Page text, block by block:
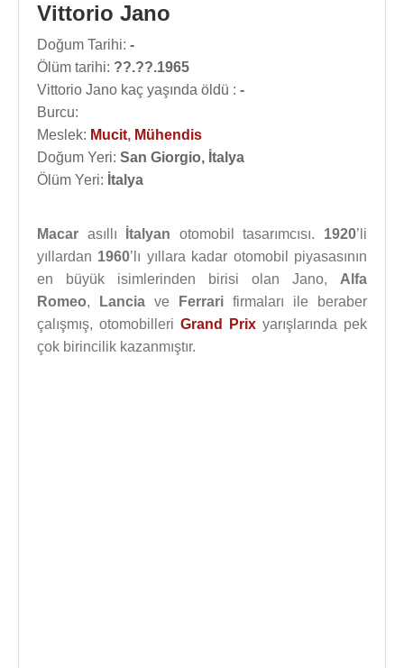
Vittorio Jano
Doğum Tarihi: -
Ölüm tarihi: ??.??.1965
Vittorio Jano kaç yaşında öldü : -
Burcu:
Meslek: Mucit, Mühendis
Doğum Yeri: San Giorgio, İtalya
Ölüm Yeri: İtalya
Macar asıllı İtalyan otomobil tasarımcısı. 1920’li
yıllardan 1960’lı yıllara kadar otomobil piyasasının
en büyük isimlerinden birisi olan Jano, Alfa
Romeo, Lancia ve Ferrari firmaları ile beraber
çalışmış, otomobilleri Grand Prix yarışlarında pek
çok birincilik kazanmıştır.